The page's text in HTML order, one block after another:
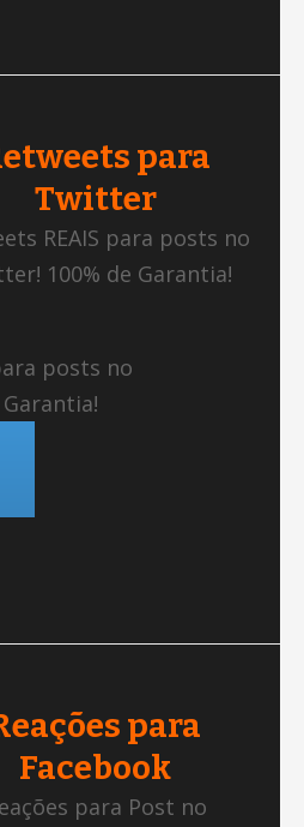
para
Twitter
REAIS para posts no
100% de Garantia!
posts no
para
Facebook
para Post no